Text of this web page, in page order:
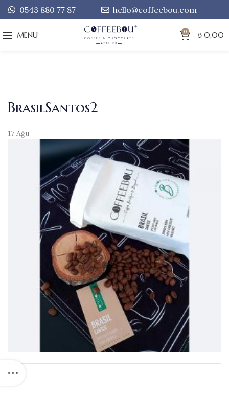
0543 880 77 87 hello@coffeebou.com
MENU 0 ₺ 0,00
BrasilSantos2
17 Ağu